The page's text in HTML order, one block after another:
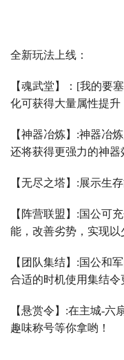
全新玩法上线：
【魂武堂】： [我的要塞
化可获得大量属性提升
【神器冶炼】 :神器冶
还将获得更强力的神器
【无尽之塔】 :展示生
【阵营联盟】 :国公可
能，改善劣势，实现以
【团队集结】 :国公和
合适的时机使用集结令
【悬赏令】 :在主城-六
趣味称号等你拿哟！